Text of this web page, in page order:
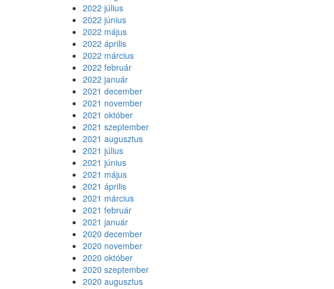
2022 július
2022 június
2022 május
2022 április
2022 március
2022 február
2022 január
2021 december
2021 november
2021 október
2021 szeptember
2021 augusztus
2021 július
2021 június
2021 május
2021 április
2021 március
2021 február
2021 január
2020 december
2020 november
2020 október
2020 szeptember
2020 augusztus